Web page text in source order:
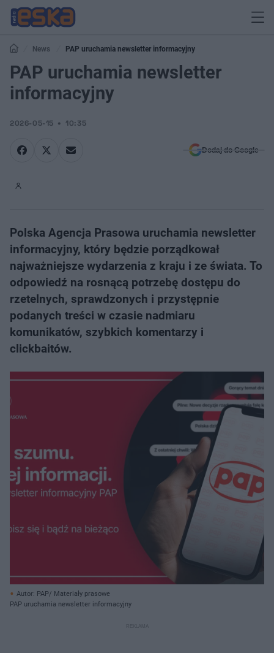
News PAP uruchamia newsletter informacyjny
PAP uruchamia newsletter
informacyjny
2026-05-15 10:35
Dodaj do Google
Polska Agencja Prasowa uruchamia newsletter
informacyjny, który będzie porządkował
najważniejsze wydarzenia z kraju i ze świata. To
odpowiedź na rosnącą potrzebę dostępu do
rzetelnych, sprawdzonych i przystępnie
podanych treści w czasie nadmiaru
komunikatów, szybkich komentarzy i
clickbaitów.
Autor: PAP/ Materiały prasowe
PAP uruchamia newsletter informacyjny